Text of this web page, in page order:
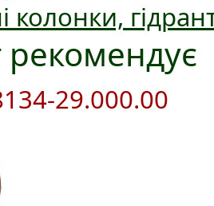
колонки,
29.000.00